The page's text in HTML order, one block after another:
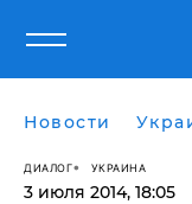
Новости
ДИАЛОГ УКРАИНА
3 июля 2014, 18:05